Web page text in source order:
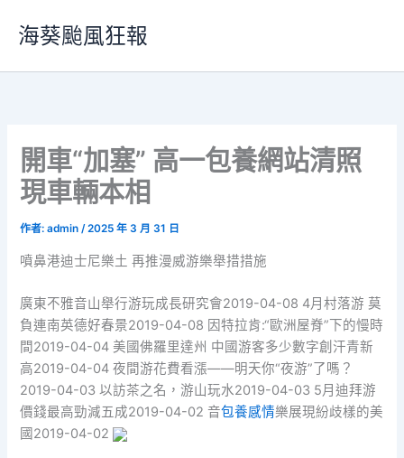
要
海葵颱風狂報
開車“加塞” 高一包養網站清照
現車輛本相
作者:admin/2025 年 3 月 31 日
噴鼻港迪士尼樂土 再推漫威游樂舉措措施
廣東不雅音山舉行游玩成長研究會2019-04-08 4月村落游 莫
負連南英德好春景2019-04-08 因特拉肯:“歐洲屋脊”下的慢時
間2019-04-04 美國佛羅里達州 中國游客多少數字創汗青新
高2019-04-04 夜間游花費看漲——明天你“夜游”了嗎？
2019-04-03 以訪茶之名，游山玩水2019-04-03 5月迪拜游
價錢最高勁減五成2019-04-02 音包養感情樂展現紛歧樣的美
國2019-04-02